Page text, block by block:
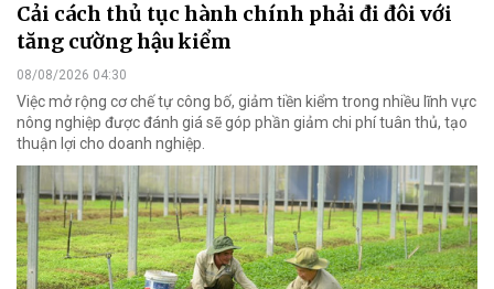
Cải cách thủ tục hành chính phải đi đôi với
tăng cường hậu kiểm
08/08/2026 04:30
Việc mở rộng cơ chế tự công bố, giảm tiền kiểm trong nhiều lĩnh vực
nông nghiệp được đánh giá sẽ góp phần giảm chi phí tuân thủ, tạo
thuận lợi cho doanh nghiệp.